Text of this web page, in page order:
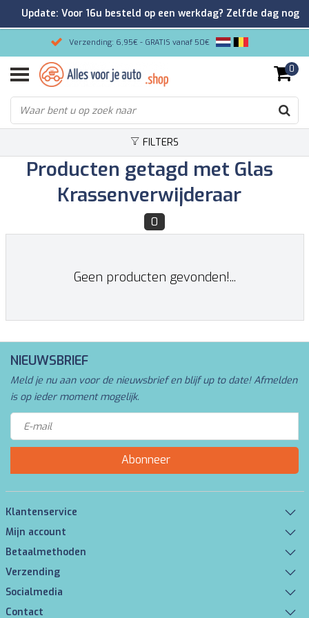
Verzending: 6,95€ - GRATIS vanaf 50€
Gemakkelijk bestellen/Veilig betalen
9.2/10 Klantenrating via Kiyoh!
0
FILTERS
Producten getagd met Glas
Krassenverwijderaar
0
Geen producten gevonden!...
NIEUWSBRIEF
Meld je nu aan voor de nieuwsbrief en blijf up to date! Afmelden
is op ieder moment mogelijk.
Abonneer
Klantenservice
Mijn account
Betaalmethoden
Verzending
Socialmedia
Contact
Update: Voor 16u besteld op een werkdag? Zelfde dag nog
verzonden!